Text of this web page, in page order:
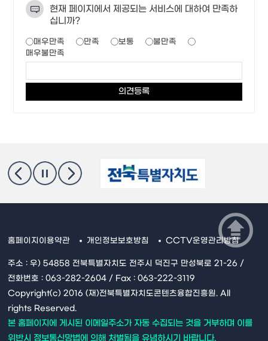
현재 페이지에서 제공되는 서비스에 대하여 만족하
십니까?
매우만족 만족 보통
불만족
매우불만족
홈페이지이용약관 개인정보보호방침 CCTV운영관리방침
주소 : 우) 54858 전북특별자치도 전주시 덕진구 만성북로 21-26 /
전화번호 : 063-282-2604 / Fax : 063-222-3119
Copyright(c) 2016 (재)전북특별자치도콘텐츠융합진흥원. All
rights Reserved.
본 홈페이지에 게시된 이메일주소가 자동 수집되는 것을 거부하며 이를
위반시 정보통신망법에 의해 처벌됨을 유념하시기 바랍니다.